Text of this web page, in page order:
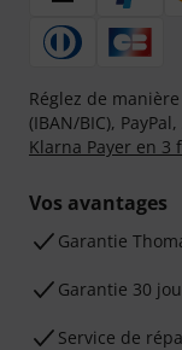
Réglez de
(IBAN/BIC),
Klarna Payer en 3
Vos avantages
Ga­ran­tie
Garantie 30
Service de